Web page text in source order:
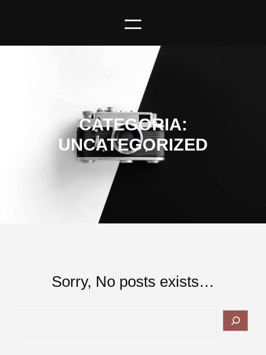
CATEGORIA:
UNCATEGORIZED
Sorry, No posts exists…